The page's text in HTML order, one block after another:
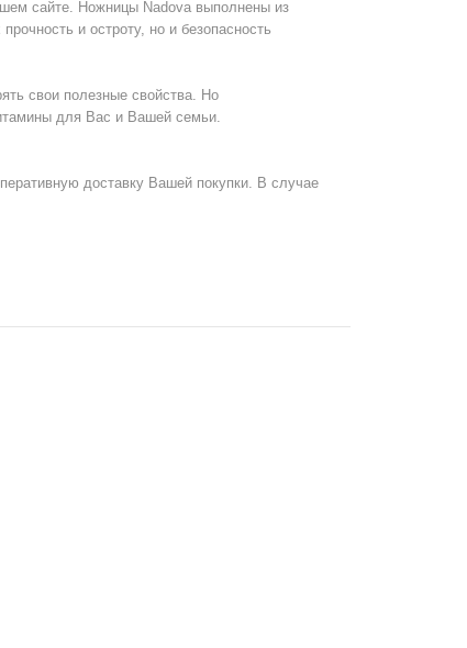
сайте. Ножницы Nadova выполнены из
и остроту, но и безопасность
свои полезные свойства. Но
для Вас и Вашей семьи.
доставку Вашей покупки. В случае